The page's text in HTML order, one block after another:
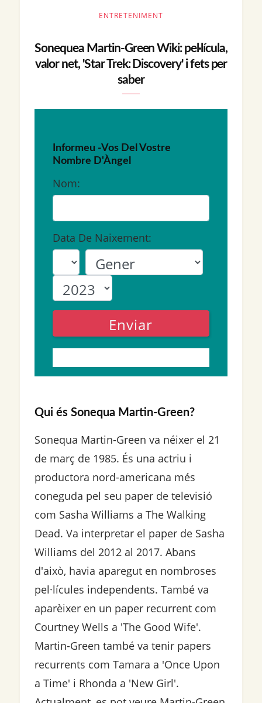
ENTRETENIMENT
Sonequea Martin-Green Wiki: pel·lícula,
valor net, 'Star Trek: Discovery' i fets per
saber
Informeu -Vos Del Vostre
Nombre D'Àngel
Nom:
Data De Naixement:
Enviar
Qui és Sonequa Martin-Green?
Sonequa Martin-Green va néixer el 21
de març de 1985. És una actriu i
productora nord-americana més
coneguda pel seu paper de televisió
com Sasha Williams a The Walking
Dead. Va interpretar el paper de Sasha
Williams del 2012 al 2017. Abans
d'això, havia aparegut en nombroses
pel·lícules independents. També va
aparèixer en un paper recurrent com
Courtney Wells a 'The Good Wife'.
Martin-Green també va tenir papers
recurrents com Tamara a 'Once Upon
a Time' i Rhonda a 'New Girl'.